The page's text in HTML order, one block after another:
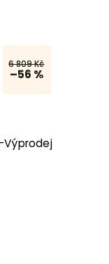
6 809 Kč
–56 %
Výprodej